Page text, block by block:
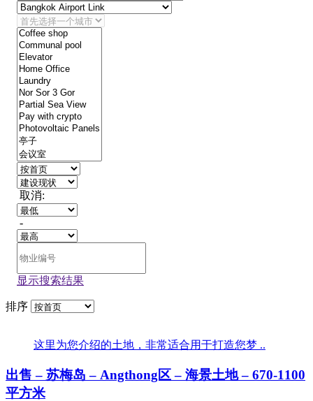
取消:
-
显示搜索结果
排序
这里为您介绍的土地，非常适合用于打造您梦 ..
出售 – 苏梅岛 – Angthong区 – 海景土地 – 670-1100
平方米